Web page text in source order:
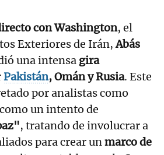
con Washington, el
Exteriores de Irán,Abás
una intensa gira
Pakistán, Omán y Rusia. Este
por analistas como
un intento de
, tratando de involucrar a
para crear unmarco de